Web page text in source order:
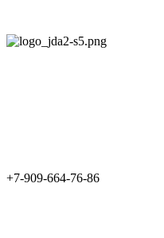
+7-909-664-76-86